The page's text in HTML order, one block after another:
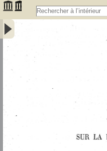
Leçons sur la physiologie
Muséum d'histoire naturelle -